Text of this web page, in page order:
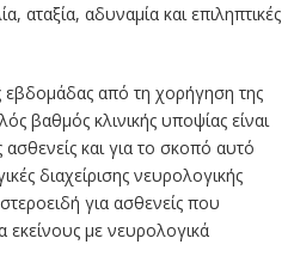
αταξία, αδυναμία και επιληπτικές
εβδομάδας από τη χορήγηση της
βαθμός κλινικής υποψίας είναι
και για το σκοπό αυτό
διαχείρισης νευρολογικής
για ασθενείς που
εκείνους με νευρολογικά